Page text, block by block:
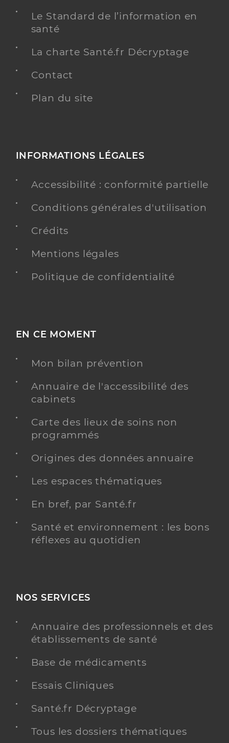
Le Standard de l’information en
santé
La charte Santé.fr Décryptage
Contact
Plan du site
INFORMATIONS LÉGALES
Accessibilité : conformité partielle
Conditions générales d'utilisation
Crédits
Mentions légales
Politique de confidentialité
EN CE MOMENT
Mon bilan prévention
Annuaire de l'accessibilité des
cabinets
Carte des lieux de soins non
programmés
Origines des données annuaire
Les espaces thématiques
En bref, par Santé.fr
Santé et environnement : les bons
réflexes au quotidien
NOS SERVICES
Annuaire des professionnels et des
établissements de santé
Base de médicaments
Essais Cliniques
Santé.fr Décryptage
Tous les dossiers thématiques